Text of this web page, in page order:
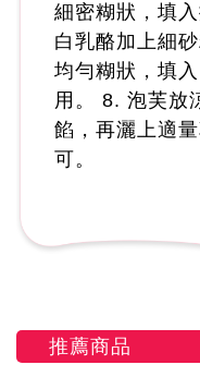
細密糊狀，填
白乳酪加上細
均勻糊狀，填
用。 8. 泡芙放
餡，再灑上適
可。
推薦商品